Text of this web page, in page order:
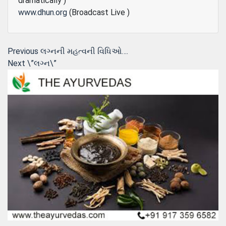
www.dhun.org (Broadcast Live )
Post
navigation
Previous Previous
post:
લગ્નની મહત્વની વિધિઓ….
Next Next
\”લગ્‍ન\”